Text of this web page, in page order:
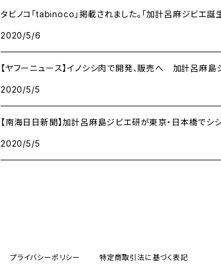
タビノコ「tabinoco」掲載されました。「加計呂麻ジビエ誕
2020/5/6
【ヤフーニュース】イノシシ肉で開発、販売へ 加計呂
2020/5/5
【南海日日新聞】加計呂麻島ジビエ研が東京・日本橋でシ
2020/5/5
プライバシーポリシー 特定商取引法に基づく表記